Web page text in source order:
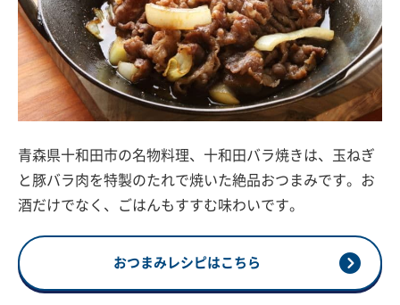
青森県十和田市の名物料理、十和田バラ焼きは、玉ねぎ
と豚バラ肉を特製のたれで焼いた絶品おつまみです。お
酒だけでなく、ごはんもすすむ味わいです。
おつまみレシピはこちら